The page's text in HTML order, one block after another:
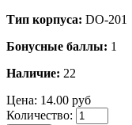
Тип корпуса: DO-201
Бонусные баллы: 1
Наличие: 22
Цена: 14.00 руб
Количество: